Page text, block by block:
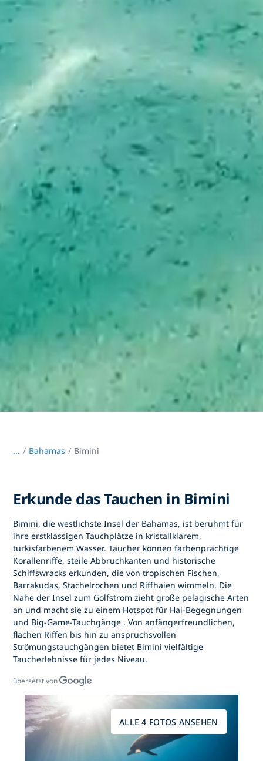
... / Bahamas Bimini
Erkunde das Tauchen in Bimini
Bimini, die westlichste Insel der Bahamas, ist berühmt für
ihreerstklassigen Tauchplätze in kristallklarem,
türkisfarbenem Wasser. Taucher können farbenprächtige
Korallenriffe, steile Abbruchkanten und historische
Schiffswracks erkunden, die von tropischen Fischen,
Barrakudas, Stachelrochen und Riffhaien wimmeln. Die
Nähe der Insel zum Golfstrom zieht große pelagische Arten
an und macht sie zu einem Hotspot für Hai-Begegnungen
und Big-Game-Tauchgänge . Von anfängerfreundlichen,
flachen Riffen bis hin zu anspruchsvollen
Strömungstauchgängen bietet Bimini vielfältige
Taucherlebnisse für jedes Niveau.
übersetzt von
ALLE 4 FOTOS ANSEHEN